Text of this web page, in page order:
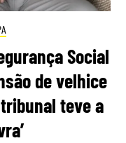
Social
de velhice
teve a